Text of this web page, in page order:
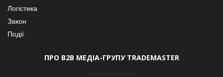
Логістика
Закон
Події
ПРО В2В МЕДІА-ГРУПУ TRADEMASTER